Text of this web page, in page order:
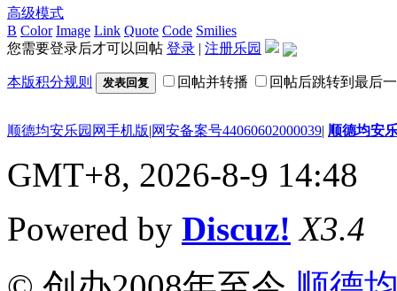
高级模式
B Color Image Link Quote Code Smilies
您需要登录后才可以回帖 登录 | 注册乐园
本版积分规则 发表回复 回帖并转播 回帖后跳转到最后
顺德均安乐园网手机版|网安备案号44060602000039| 顺德均安
GMT+8, 2026-8-9 14:48
Powered by Discuz! X3.4